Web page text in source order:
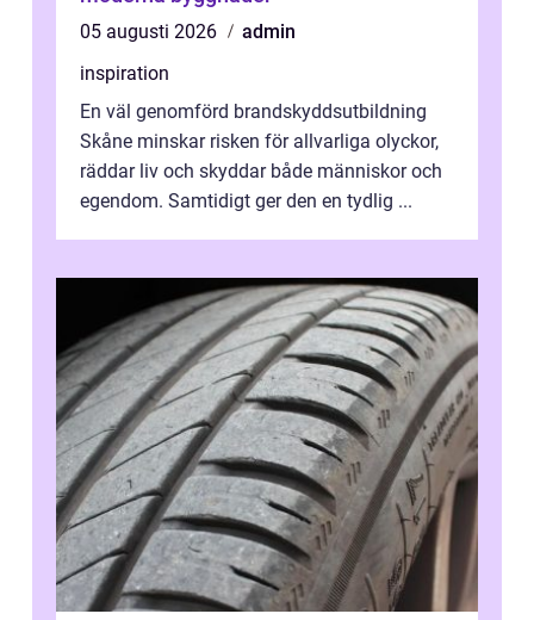
05 augusti 2026
admin
inspiration
En väl genomförd brandskyddsutbildning
Skåne minskar risken för allvarliga olyckor,
räddar liv och skyddar både människor och
egendom. Samtidigt ger den en tydlig ...